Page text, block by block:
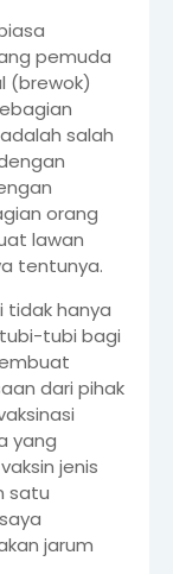
pemuda
(brewok)
salah
orang
lawan
tentunya.
tidak hanya
tubi bagi
dari pihak
yang
jenis
satu
jarum